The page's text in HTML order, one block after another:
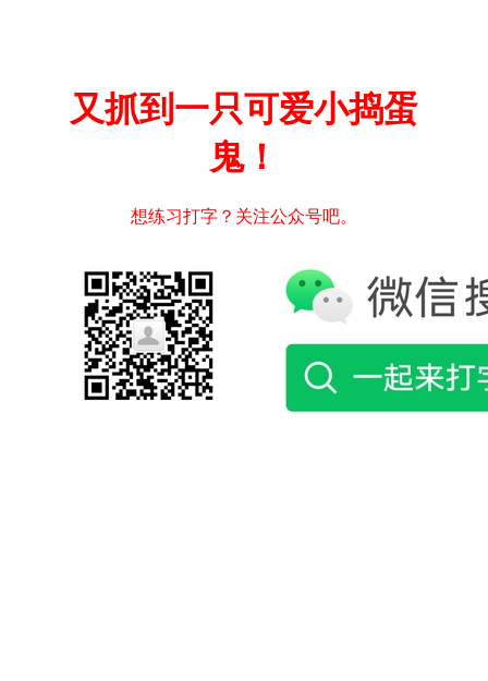
又抓到一只可爱小捣蛋
鬼！
想练习打字？关注公众号吧。